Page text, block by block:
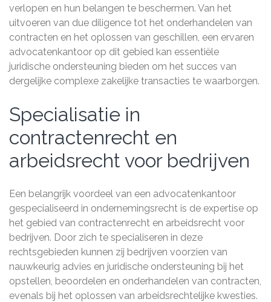
verlopen en hun belangen te beschermen. Van het
uitvoeren van due diligence tot het onderhandelen van
contracten en het oplossen van geschillen, een ervaren
advocatenkantoor op dit gebied kan essentiële
juridische ondersteuning bieden om het succes van
dergelijke complexe zakelijke transacties te waarborgen.
Specialisatie in
contractenrecht en
arbeidsrecht voor bedrijven
Een belangrijk voordeel van een advocatenkantoor
gespecialiseerd in ondernemingsrecht is de expertise op
het gebied van contractenrecht en arbeidsrecht voor
bedrijven. Door zich te specialiseren in deze
rechtsgebieden kunnen zij bedrijven voorzien van
nauwkeurig advies en juridische ondersteuning bij het
opstellen, beoordelen en onderhandelen van contracten,
evenals bij het oplossen van arbeidsrechtelijke kwesties.